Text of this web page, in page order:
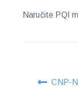
Naručite PQI
PostCNP-